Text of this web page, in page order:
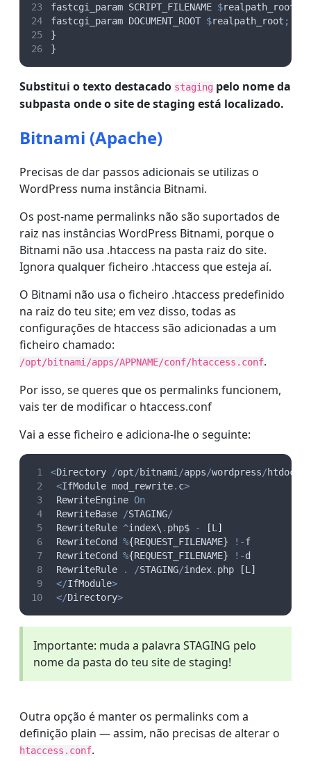
fastcgi_param SCRIPT_FILENAME $realpath_root
fastcgi_param DOCUMENT_ROOT $realpath_root ;
}
}
Substitui o texto destacado staging pelo nome da
subpasta onde o site de staging está localizado.
Bitnami (Apache)
Precisas de dar passos adicionais se utilizas o
WordPress numa instância Bitnami.
Os post-name permalinks não são suportados de
raiz nas instâncias WordPress Bitnami, porque o
Bitnami não usa .htaccess na pasta raiz do site.
Ignora qualquer ficheiro .htaccess que esteja aí.
O Bitnami não usa o ficheiro .htaccess predefinido
na raiz do teu site; em vez disso, todas as
configurações de htaccess são adicionadas a um
ficheiro chamado:
/opt/bitnami/apps/APPNAME/conf/htaccess.conf.
Por isso, se queres que os permalinks funcionem,
vais ter de modificar o htaccess.conf
Vai a esse ficheiro e adiciona-lhe o seguinte:
<Directory /opt/bitnami /apps/wordpress/htdocs
<IfModule mod_rewrite. c>
RewriteEngine On
RewriteBase
/STAGING/
RewriteRule ^index\ . php$ - [L ]
RewriteCond %{REQUEST_FILENAME} !-f
RewriteCond %{REQUEST_FILENAME} !-d
RewriteRule
. /STAGING/index. php [L ]
</IfModule>
</Directory>
Importante: muda a palavra STAGING pelo
nome da pasta do teu site de staging!
Outra opção é manter os permalinks com a
definição plain — assim, não precisas de alterar o
htaccess.conf.